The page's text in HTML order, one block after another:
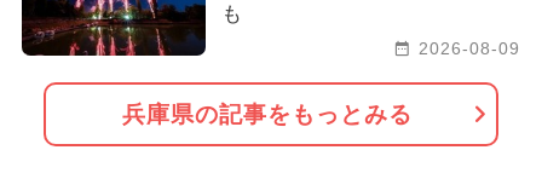
も
2026-08-09
兵庫県の記事をもっとみる